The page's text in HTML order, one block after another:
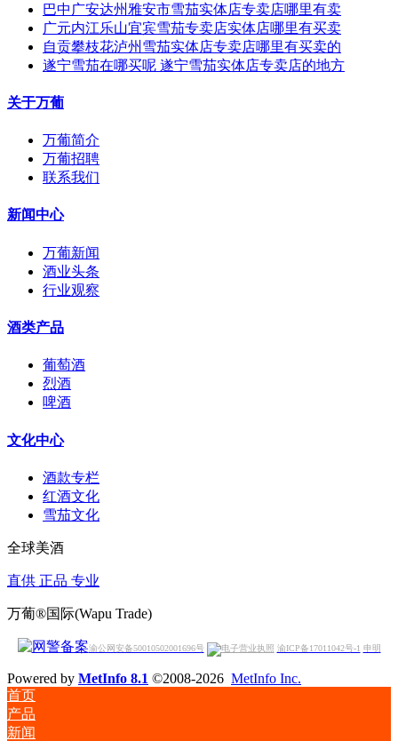
巴中广安达州雅安市雪茄实体店专卖店哪里有卖
广元内江乐山宜宾雪茄专卖店实体店哪里有买卖
自贡攀枝花泸州雪茄实体店专卖店哪里有买卖的
遂宁雪茄在哪买呢 遂宁雪茄实体店专卖店的地方
关于万葡
万葡简介
万葡招聘
联系我们
新闻中心
万葡新闻
酒业头条
行业观察
酒类产品
葡萄酒
烈酒
啤酒
文化中心
酒款专栏
红酒文化
雪茄文化
全球美酒
直供 正品 专业
万葡®国际(Wapu Trade)
渝公网安备50010502001696号 渝ICP备17011042号-1 申明
Powered by MetInfo 8.1 ©2008-2026 MetInfo Inc.
首页
产品
新闻